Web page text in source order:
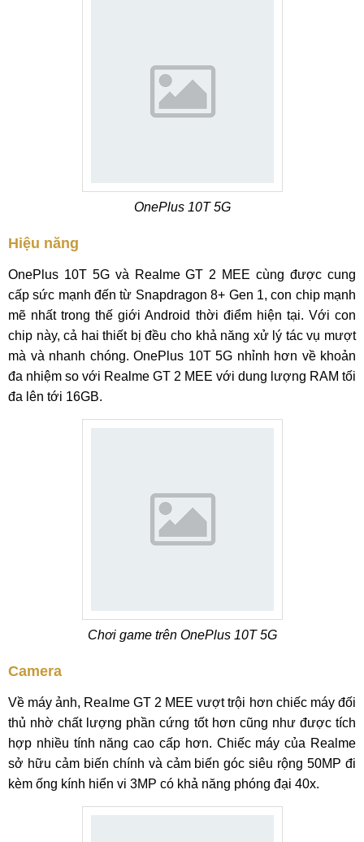
OnePlus 10T 5G
Hiệu năng
OnePlus 10T 5G và Realme GT 2 MEE cùng được cung
cấp sức mạnh đến từ Snapdragon 8+ Gen 1, con chip mạnh
mẽ nhất trong thế giới Android thời điểm hiện tại. Với con
chip này, cả hai thiết bị đều cho khả năng xử lý tác vụ mượt
mà và nhanh chóng. OnePlus 10T 5G nhỉnh hơn về khoản
đa nhiệm so với Realme GT 2 MEE với dung lượng RAM tối
đa lên tới 16GB.
Chơi game trên OnePlus 10T 5G
Camera
Về máy ảnh, Realme GT 2 MEE vượt trội hơn chiếc máy đối
thủ nhờ chất lượng phần cứng tốt hơn cũng như được tích
hợp nhiều tính năng cao cấp hơn. Chiếc máy của Realme
sở hữu cảm biến chính và cảm biến góc siêu rộng 50MP đi
kèm ống kính hiển vi 3MP có khả năng phóng đại 40x.